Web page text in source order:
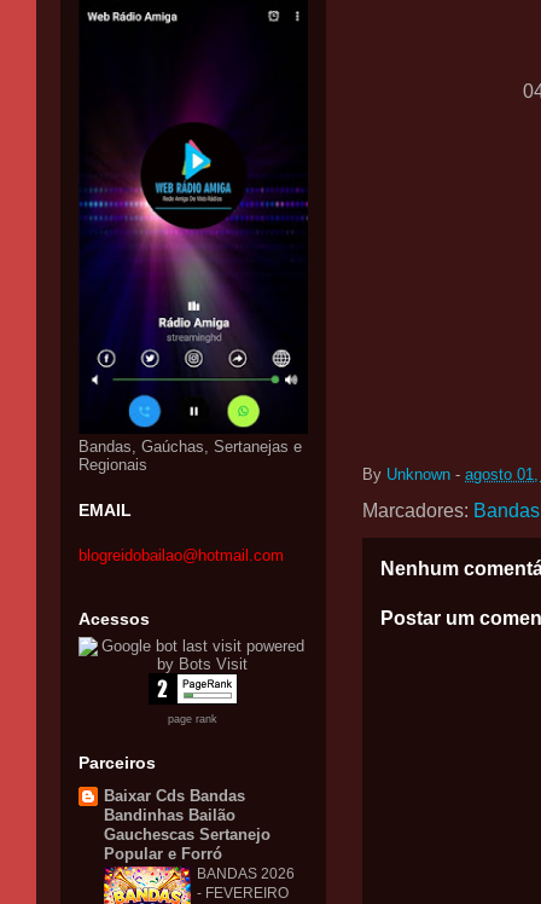
By Unknown - agosto
Marcadores: Bandas
Nenhum
Postar um
Bandas, Gaúchas, Sertanejas e
Regionais
EMAIL
blogreidobailao@hotmail.com
Acessos
page rank
Parceiros
Baixar Cds Bandas
Bandinhas Bailão
Gauchescas Sertanejo
Popular e Forró
BANDAS 2026
- FEVEREIRO